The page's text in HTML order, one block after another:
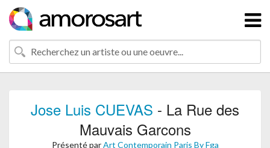
Jose Luis CUEVAS - La Rue des
Mauvais Garcons
Présenté parArt Contemporain Paris By Fga